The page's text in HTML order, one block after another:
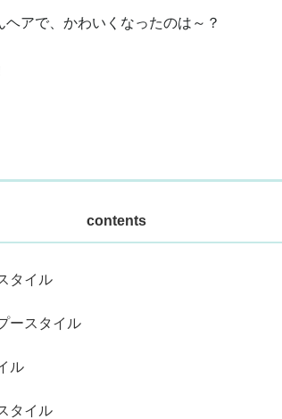
アで、かわいくなったのは～？
contents
タイル
ースタイル
ル
タイル